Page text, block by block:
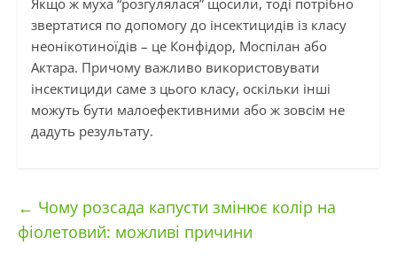
Якщо ж муха “розгулялася” щосили, тоді потрібно
звертатися по допомогу до інсектицидів із класу
неонікотиноїдів – це Конфідор, Моспілан або
Актара. Причому важливо використовувати
інсектициди саме з цього класу, оскільки інші
можуть бути малоефективними або ж зовсім не
дадуть результату.
← Чому розсада капусти змінює колір на
фіолетовий: можливі причини